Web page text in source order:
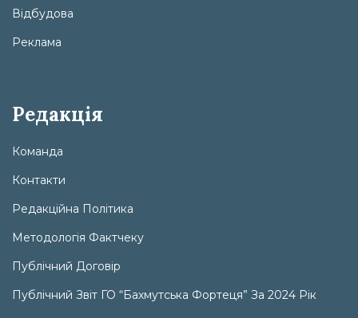
Відбудова
Реклама
Редакція
Команда
Контакти
Редакційна Політика
Методологія Фактчеку
Публічний Договір
Публічний Звіт ГО “Бахмутська Фортеця” За 2024 Рік